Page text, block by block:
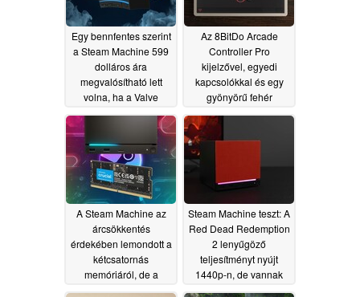
Egy bennfentes szerint
a Steam Machine 599
dolláros ára
megvalósítható lett
volna, ha a Valve
06/28/2026
Az 8BitDo Arcade
Controller Pro
kijelzővel, egyedi
kapcsolókkal és egy
gyönyörű fehér
A Steam Machine az
árcsökkentés
érdekében lemondott a
kétcsatornás
memóriáról, de a
Steam Machine teszt: A
Red Dead Redemption
2 lenyűgöző
teljesítményt nyújt
1440p-n, de vannak